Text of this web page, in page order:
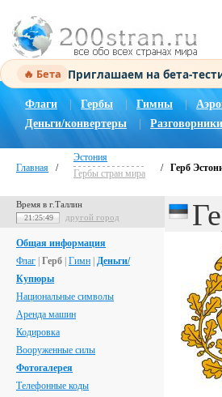
🔥 Бета Приглашаем на бета-
Флаги Гербы Гимны |
Деньги/конвертеры
Разговорники
Главная /
Эстония
Гербы стран мира
/ Герб
Время в г.Таллин
21:25:50 другой город
Общая информация
Флаг Герб Гимн Деньги/
Купюры
Национальные символы
Аренда машин
Кодировка
Вооруженные силы
Фотогалерея
Телефонные коды